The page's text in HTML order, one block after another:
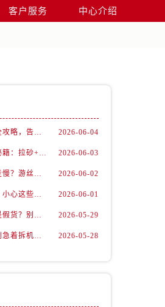
客户服务 中心介绍
卡地亚表带调节全攻略，告别过短烦恼 2026-06-04
卡地亚划痕修复秘籍：拉砂+抛光双工艺还原如新 2026-06-03
卡地亚走快又不走慢？游丝问题你了解多少？ 2026-06-02
卡地亚走走停停？小心这些隐藏杀手 2026-06-01
卡地亚表带掉色是假货？别急，可能是这些日常习惯惹的祸 2026-05-29
卡地亚走快了？别急着拆机，先做这一步 2026-05-28